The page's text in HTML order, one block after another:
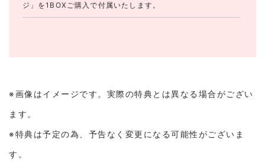
ジ」を1BOXご購入で付属いたします。
※画像はイメージです。実際の特典とは異なる場合がござい
ます。
※特典は予定の為、予告なく変更になる可能性がございま
す。